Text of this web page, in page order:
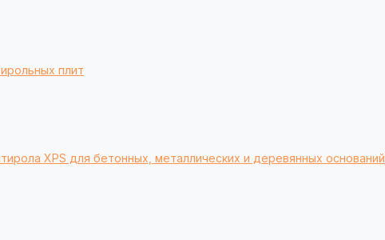
плит
XPS для бетонных, металлических и деревянных оснований